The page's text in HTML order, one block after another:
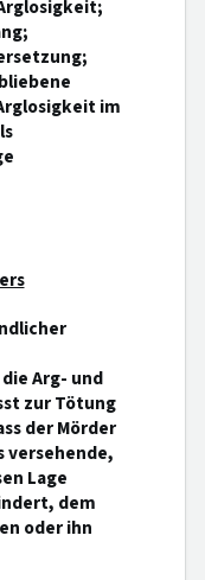
im
Arg- und
zur Tötung
der Mörder
versehende,
Lage
dem
oder ihn